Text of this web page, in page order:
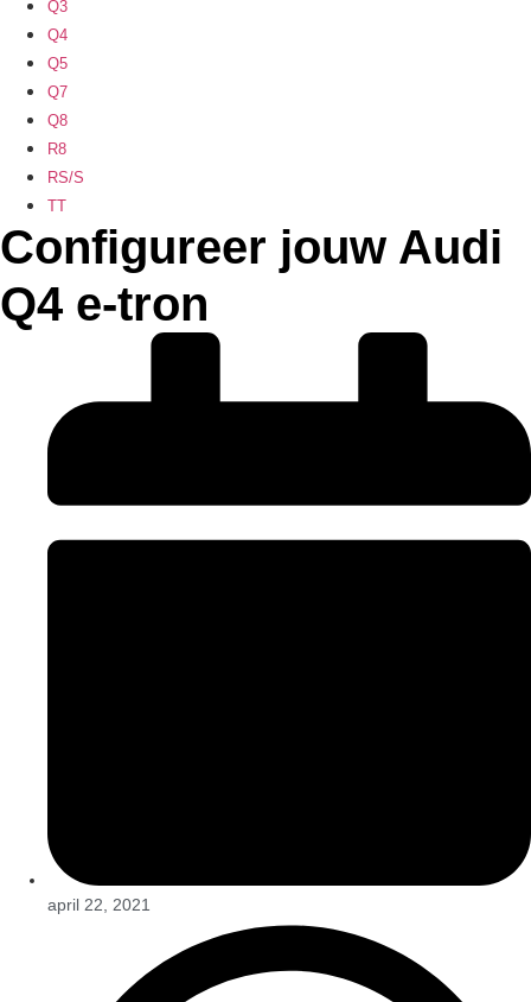
Q3
Q4
Q5
Q7
Q8
R8
RS/S
TT
Configureer jouw Audi
Q4 e-tron
april 22, 2021